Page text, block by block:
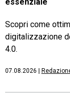
Scopri come
digitalizzazione
4.0.
07.08.2026